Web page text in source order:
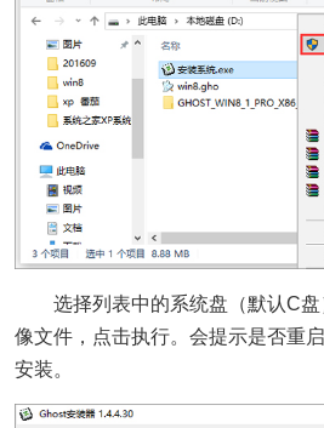
选择列表中的系统盘（默认C盘
像文件，点击执行。会提示是否重
安装。